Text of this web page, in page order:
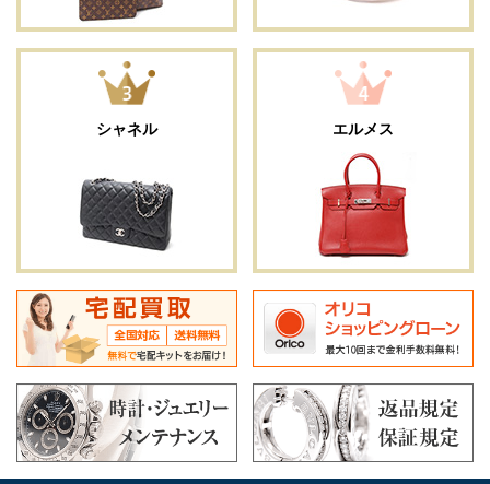
シャネル エルメス